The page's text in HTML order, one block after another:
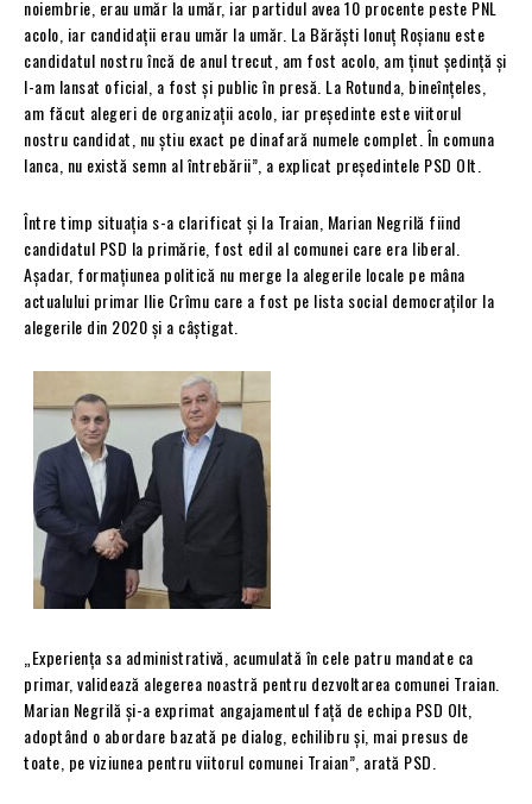
noiembrie, erau umăr la umăr, iar partidul avea 10 procente peste PNL
acolo, iar candidații erau umăr la umăr. La Bărăști Ionuț Roșianu este
candidatul nostru încă de anul trecut, am fost acolo, am ținut ședință și
l-am lansat oficial, a fost și public în presă. La Rotunda, bineînțeles,
am făcut alegeri de organizații acolo, iar președinte este viitorul
nostru candidat, nu știu exact pe dinafară numele complet. În comuna
Ianca, nu există semn al întrebării”, a explicat președintele PSD Olt.
Între timp situația s-a clarificat și la Traian, Marian Negrilă fiind
candidatul PSD la primărie, fost edil al comunei care era liberal.
Așadar, formațiunea politică nu merge la alegerile locale pe mâna
actualului primar Ilie Crîmu care a fost pe lista social democraților la
alegerile din 2020 și a câștigat.
„Experiența sa administrativă, acumulată în cele patru mandate ca
primar, validează alegerea noastră pentru dezvoltarea comunei Traian.
Marian Negrilă și-a exprimat angajamentul față de echipa PSD Olt,
adoptând o abordare bazată pe dialog, echilibru și, mai presus de
toate, pe viziunea pentru viitorul comunei Traian”, arată PSD.